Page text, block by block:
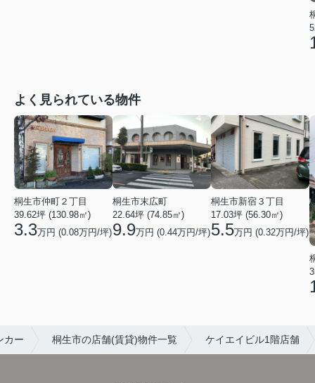
よく見られている物件
桐生市仲町２丁目
39.62坪 (130.98㎡)
3.3万円 (0.08万円/坪)
桐生市末広町
22.64坪 (74.85㎡)
9.9万円 (0.44万円/坪)
桐生市新宿３丁目
17.03坪 (56.30㎡)
5.5万円 (0.32万円/坪)
カー 桐生市の店舗(賃貸)物件一覧 ケイエイビル1階店舗